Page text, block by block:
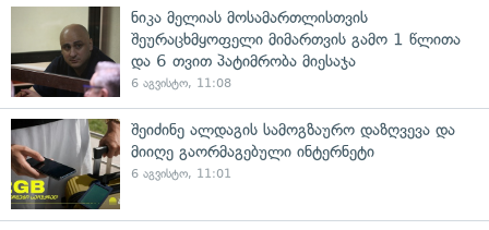
ნიკა მელიას მოსამართლისთვის
შეურაცხმყოფელი მიმართვის გამო 1 წლითა
და 6 თვით პატიმრობა მიესაჯა
6 აგვისტო, 11:08
შეიძინე ალდაგის სამოგზაურო დაზღვევა და
მიიღე გაორმაგებული ინტერნეტი
6 აგვისტო, 11:01